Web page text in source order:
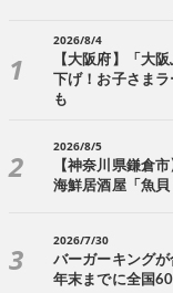
2026/8/4
【大阪府】「大
下げ！お子さま
も
2026/8/5
【神奈川県鎌倉
海鮮居酒屋「魚貝
2026/7/30
バーガーキング
年末までに全国